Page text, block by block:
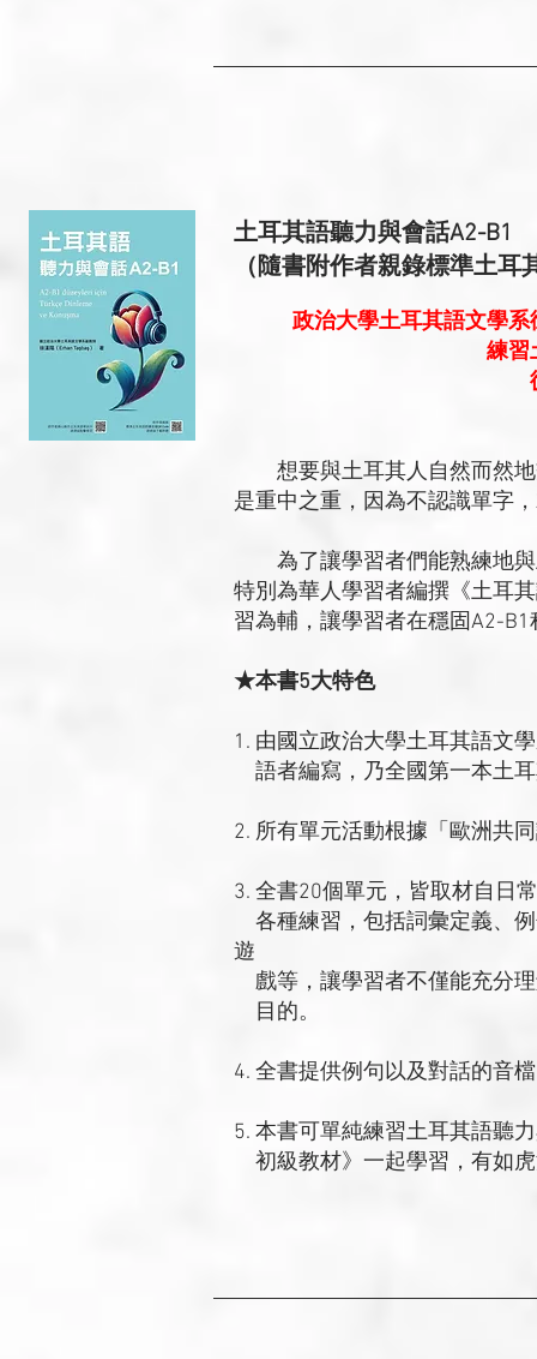
土耳其語聽力與會話A2-B1
（隨書附作者親錄標準土耳
政治大學土耳其語文學
練習
想要與土耳其人自然而然地
是重中之重，因為不認識單字
為了讓學習者們能熟練地與
特別為華人學習者編撰《土耳
習為輔，讓學習者在穩固A2-
★本書5大特色
1. 由國立政治大學土耳其語文
語者編寫，乃全國第一本土
2. 所有單元活動根據「歐洲共
3. 全書20個單元，皆取材自日
各種練習，包括詞彙定義、
遊
戲等，讓學習者不僅能充分
目的。
4. 全書提供例句以及對話的音
5. 本書可單純練習土耳其語聽
初級教材》一起學習，有如